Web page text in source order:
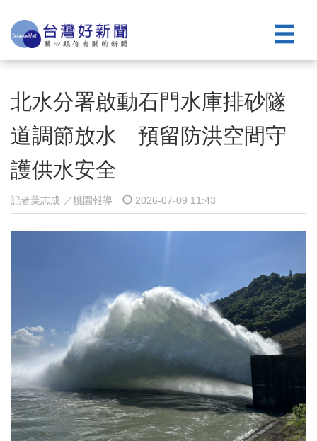
北水分署啟動石門水庫排砂隧
道調節放水 預留防洪空間守
護供水安全
記者葉志成 ／桃園報導 2026-07-09 11:43